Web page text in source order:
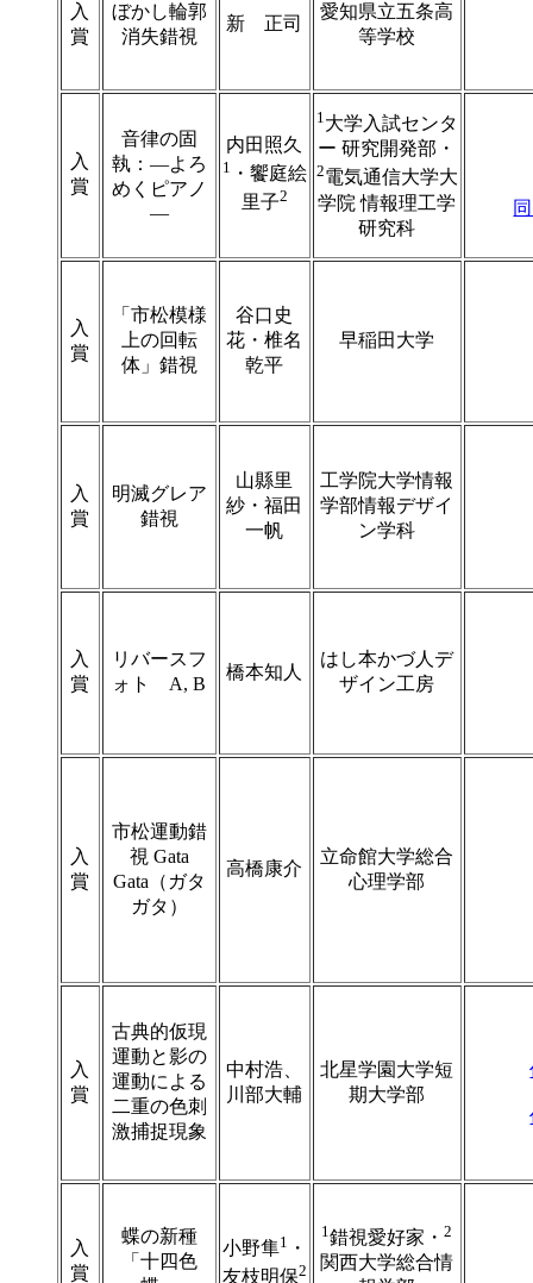
入
賞
ぼかし輪郭
消失錯視
新 正司
愛知県立五条高
等学校
入
賞
音律の固
執：―よろ
めくピアノ
―
内田照久
1 ・饗庭絵
里子2
1大学入試センタ
ー 研究開発部・
2電気通信大学大
学院 情報理工学
研究科
入
賞
「市松模様
上の回転
体」錯視
谷口史
花・椎名
乾平
早稲田大学
入
賞
明滅グレア
錯視
山縣里
紗・福田
一帆
工学院大学情報
学部情報デザイ
ン学科
入
賞
リバースフ
ォト A, B
橋本知人
はし本かづ人デ
ザイン工房
入
賞
市松運動錯
視 Gata
Gata（ガタ
ガタ）
高橋康介
立命館大学総合
心理学部
入
賞
古典的仮現
運動と影の
運動による
二重の色刺
激捕捉現象
中村浩、
川部大輔
北星学園大学短
期大学部
入
賞
蝶の新種
「十四色
小野隼1 ・
友枝明保2
1錯視愛好家・2
関西大学総合情